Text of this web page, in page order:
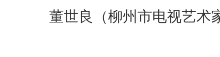
董世良（柳州市电视艺术